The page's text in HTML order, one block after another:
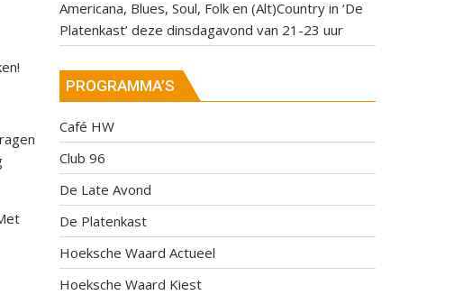
Americana, Blues, Soul, Folk en (Alt)Country in ‘De
Platenkast’ deze dinsdagavond van 21-23 uur
PROGRAMMA’S
Café HW
Club 96
De Late Avond
De Platenkast
Hoeksche Waard Actueel
Hoeksche Waard Kiest